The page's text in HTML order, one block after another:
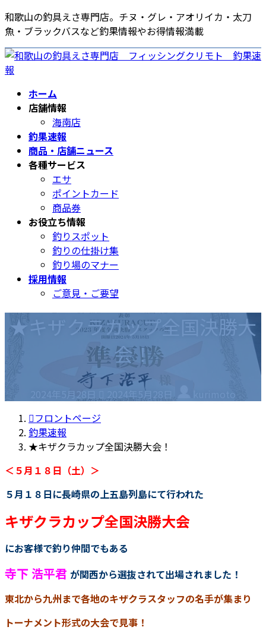
コ
ン
テ
ン
ツ
ナ
ビ
ゲ
ー
シ
和歌山の釣具えさ専門店。チヌ・グレ・アオリイカ・太刀
魚・ブラックバスなど釣果情報やお得情報満載
ホーム
店舗情報
海南店
釣果速報
商品・店舗ニュース
各種サービス
エサ
ポイントカード
商品券
お役立ち情報
釣りスポット
釣りの仕掛け集
釣り場のマナー
採用情報
ご意見・ご要望
★キザクラカップ全国決勝大
会！
2024年5月28日
最
終
日
2024年5月28日
kurimoto
フロントページ
釣果速報
★キザクラカップ全国決勝大会！
＜５月１８日（土）＞
５月１８日に長崎県の上五島列島にて行われた
キザクラカップ全国決勝大会
にお客様で釣り仲間でもある
寺下 浩平君 が関西から選抜されて出場されました！
東北から九州まで各地のキザクラスタッフの名手が集まり
トーナメント形式の大会で見事！